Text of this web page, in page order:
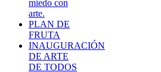
miedo con
arte.
PLAN DE
FRUTA
INAUGURACIÓN
DE ARTE
DE TODOS